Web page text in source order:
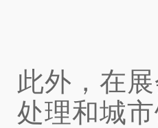
此外，在
处理和城